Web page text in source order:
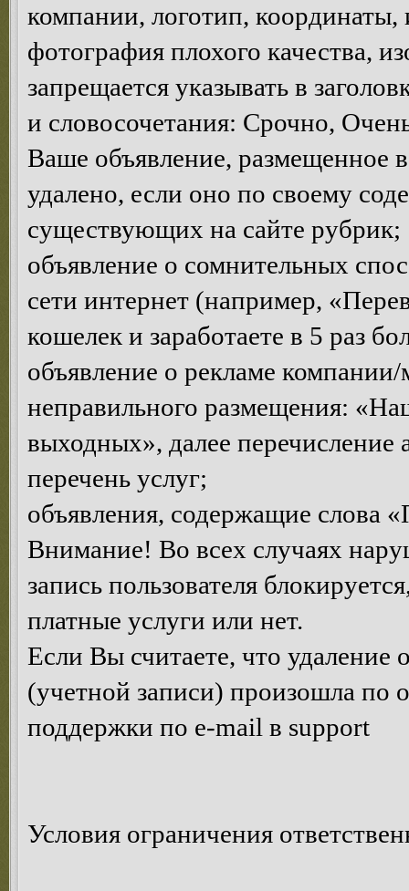
компании, логотип, координаты,
фотография плохого качества,
запрещается указывать в
и словосочетания: Срочно,
Ваше объявление, размещенное
удалено, если оно по своему
существующих на сайте рубрик;
объявление о сомнительных
сети интернет (например,
кошелек и заработаете в 5 раз
объявление о рекламе
неправильного размещения:
выходных», далее перечисление
перечень услуг;
объявления, содержащие слова
Внимание! Во всех случаях
запись пользователя
платные услуги или нет.
Если Вы считаете, что удаление
(учетной записи) произошла по
поддержки по e-mail в support
Условия ограничения